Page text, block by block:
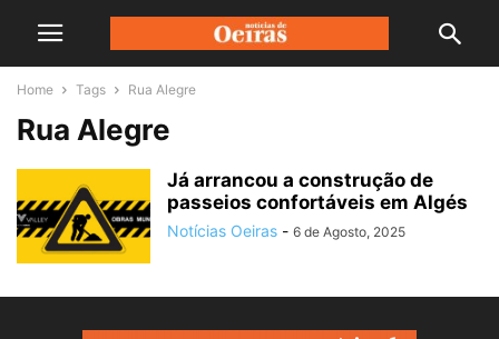
Home Tags Rua Alegre
Rua Alegre
Já arrancou a construção de
passeios confortáveis em Algés
Notícias Oeiras - 6 de Agosto, 2025